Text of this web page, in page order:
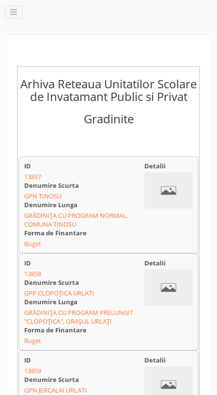
Arhiva Reteaua Unitatilor Scolare
de Invatamant Public si Privat
Gradinite
13857
GPN TINOSU
GRĂDINIȚA CU PROGRAM NORMAL,
COMUNA TINOSU
Buget
13858
GPP CLOPOȚICA URLATI
GRĂDINIȚA CU PROGRAM PRELUNGIT
"CLOPOȚICA", ORAȘUL URLAȚI
Buget
13859
GPN JERCALAI URLATI